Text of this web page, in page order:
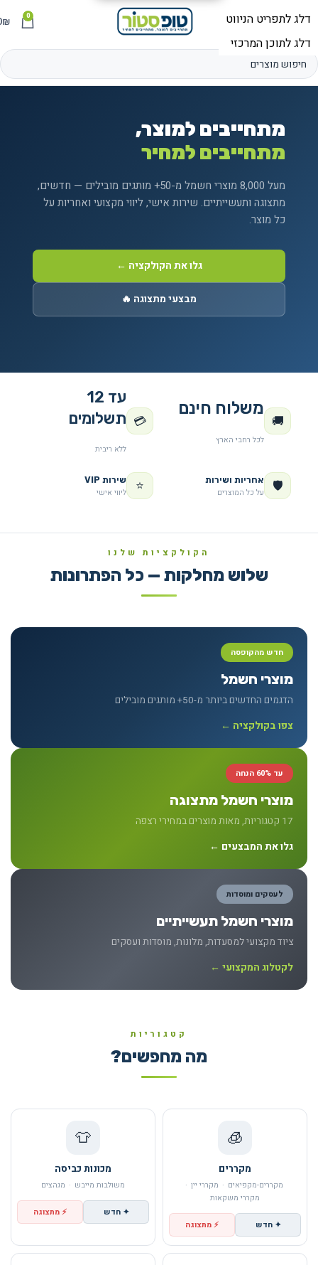
תפריט 0
₪
מתחייבים למוצר,
מתחייבים למחיר
מעל 8,000 מוצרי חשמל מ-50+ מותגים מובילים — חדשים,
מתצוגה ותעשייתיים. שירות אישי, ליווי מקצועי ואחריות על
כל מוצר.
גלו את הקולקציה ←
מבצעי מתצוגה 🔥
🚚
משלוח חינם
לכל רחבי הארץ
💳
עד 12
תשלומים
ללא ריבית
🛡️
אחריות ושירות
על כל המוצרים
⭐
שירות VIP
ליווי אישי
הקולקציות שלנו
שלוש מחלקות — כל הפתרונות
חדש מהקופסה
מוצרי חשמל
הדגמים החדשים ביותר מ-50+ מותגים מובילים
צפו בקולקציה ←
עד 60% הנחה
מוצרי חשמל מתצוגה
17 קטגוריות, מאות מוצרים במחירי רצפה
גלו את המבצעים ←
לעסקים ומוסדות
מוצרי חשמל תעשייתיים
ציוד מקצועי למסעדות, מלונות, מוסדות ועסקים
לקטלוג המקצועי ←
קטגוריות
מה מחפשים?
🧊
מקררים
מקררים-מקפיאים · מקררי יין ·
מקררי משקאות
✦ חדש ⚡ מתצוגה
👕
מכונות כביסה
משולבות מייבש · מגהצים
✦ חדש ⚡ מתצוגה